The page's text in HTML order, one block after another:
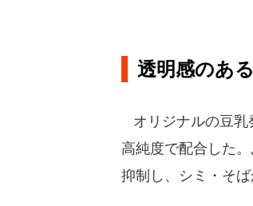
透明感のあ
オリジナルの豆乳
高純度で配合した
抑制し、シミ・そ